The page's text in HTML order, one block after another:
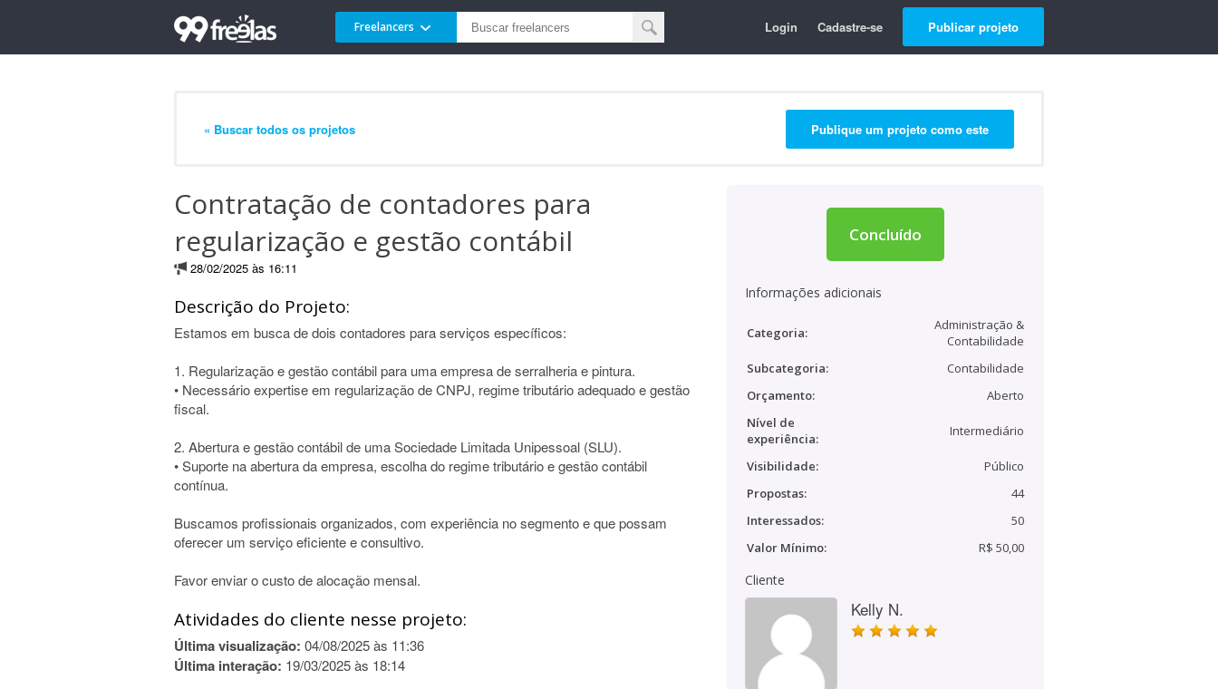
Freelancers Login Cadastre-se Publicar projeto
« Buscar todos os projetos Publique um projeto como este
Contratação de contadores para
regularização e gestão contábil
28/02/2025 às 16:11
Descrição do Projeto:
Estamos em busca de dois contadores para serviços específicos:
1. Regularização e gestão contábil para uma empresa de serralheria e pintura.
• Necessário expertise em regularização de CNPJ, regime tributário adequado e gestão
fiscal.
2. Abertura e gestão contábil de uma Sociedade Limitada Unipessoal (SLU).
• Suporte na abertura da empresa, escolha do regime tributário e gestão contábil
contínua.
Buscamos profissionais organizados, com experiência no segmento e que possam
oferecer um serviço eficiente e consultivo.
Favor enviar o custo de alocação mensal.
Atividades do cliente nesse projeto:
Última visualização: 04/08/2025 às 11:36
Última interação: 19/03/2025 às 18:14
Concluído
Informações adicionais
Categoria:
Administração &
Contabilidade
Subcategoria:
Contabilidade
Orçamento:
Aberto
Nível de
experiência:
Intermediário
Visibilidade:
Público
Propostas:
44
Interessados:
50
Valor Mínimo:
R$ 50,00
Cliente
Kelly N.